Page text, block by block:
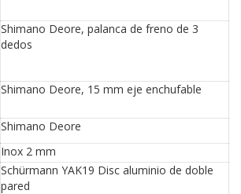
Shimano Deore, palanca de freno de 3
dedos
Shimano Deore, 15 mm eje enchufable
Shimano Deore
Inox 2 mm
Schürmann YAK19 Disc aluminio de doble
pared